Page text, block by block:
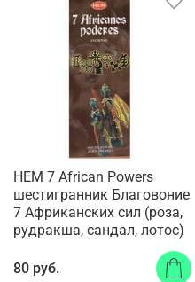
HEM 7 African Powers
шестигранник Благовоние
7 Африканских сил (роза,
рудракша, сандал, лотос)
80 руб.